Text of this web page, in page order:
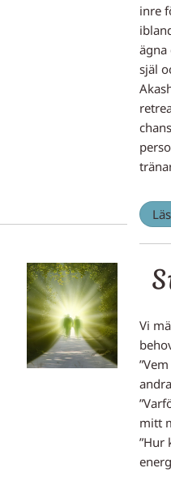
inre
ägna
själ
Vi
mitt
”Hur